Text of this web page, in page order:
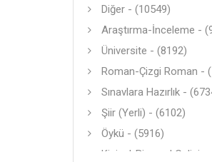
Diğer - (10549)
Araştırma-İnceleme -
Üniversite - (8192)
Roman-Çizgi Roman -
Sınavlara Hazırlık -
Şiir (Yerli) - (6102)
Öykü - (5916)
Kişisel-Bireysel Gelişim -